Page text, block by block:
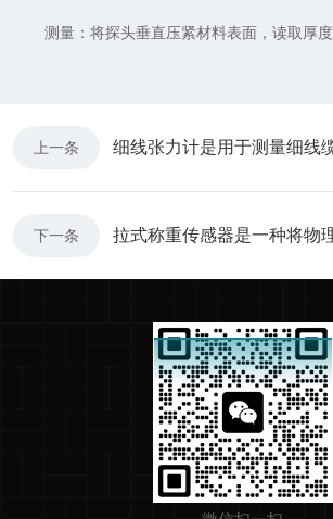
测量：将探头垂直压紧材料表面，读取厚度
上一条
下一条